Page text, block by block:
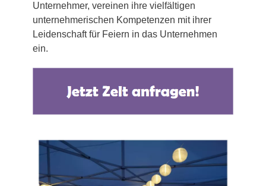
Unternehmer, vereinen ihre vielfältigen
unternehmerischen Kompetenzen mit ihrer
Leidenschaft für Feiern in das Unternehmen
ein.